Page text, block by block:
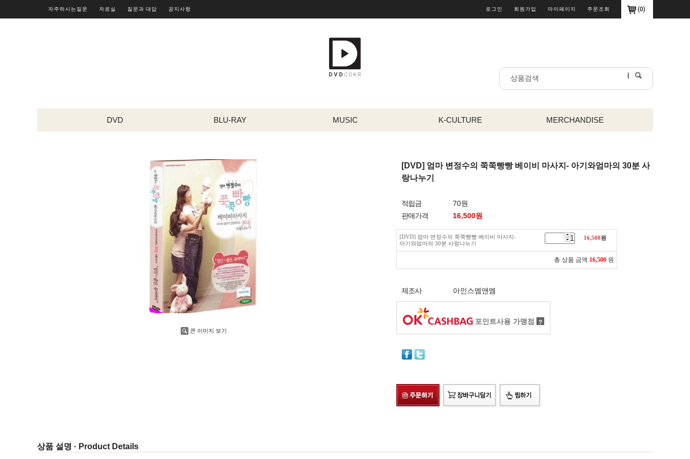
자주하시는질문 자료실 질문과 대답 공지사항 (0)
로그인 회원가입 마이페이지 주문조회
DVD BLU-RAY MUSIC K-CULTURE MERCHANDISE
큰 이미지 보기
[DVD] 엄마 변정수의 쭉쭉빵빵 베이비 마사지- 아기와엄마의 30분 사
랑나누기
적립금
70원
판매가격
16,500원
[DVD] 엄마 변정수의 쭉쭉빵빵 베이비 마사지-
아기와엄마의 30분 사랑나누기
16,500원
총 상품 금액 16,500 원
제조사 아인스엠앤엠
포인트사용 가맹점 ?
상품 설명 · Product Details